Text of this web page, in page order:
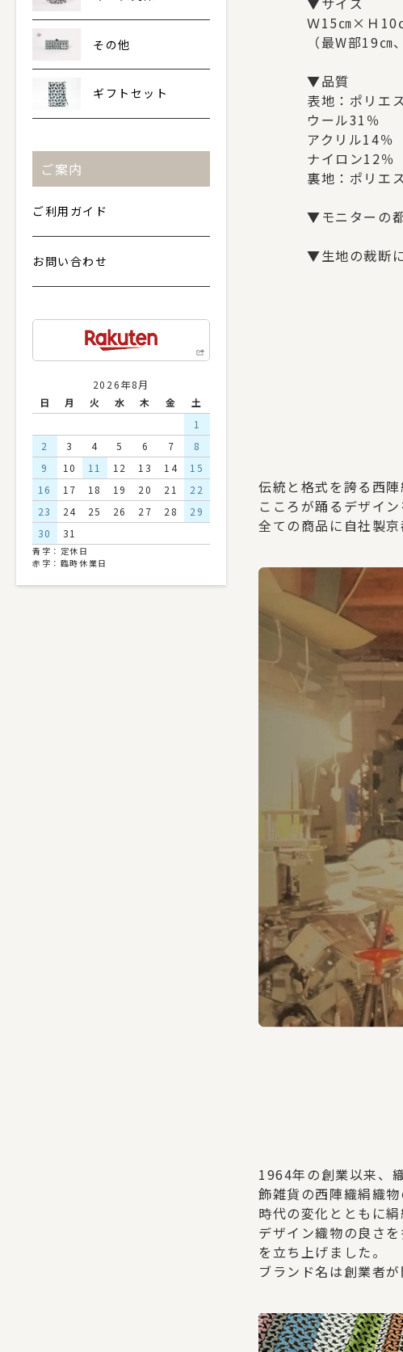
その他
ギフトセット
ご案内
ご利用ガイド
お問い合わせ
2026年8月
日
月 火 水 木 金
土
1
2
3 4 5 6 7
8
9
10 11 12 13 14
15
16
17 18 19 20 21
22
23
24 25 26 27 28
29
30
31
青字：定休日
赤字：臨時休業日
Ｗ15㎝×Ｈ10
（最W部19㎝
▼品質
表地：ポリエ
ウール31％
アクリル14％
ナイロン12％
裏地：ポリエ
▼モニターの
▼生地の裁断
伝統と格式を誇る西
こころが踊るデザイ
全ての商品に自社製
1964年の創業以来、
飾雑貨の西陣織絹織物
時代の変化とともに
デザイン織物の良さ
を立ち上げました。
ブランド名は創業者